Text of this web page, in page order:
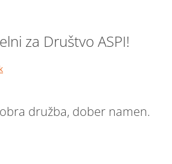
za Društvo ASPI!
družba, dober namen.